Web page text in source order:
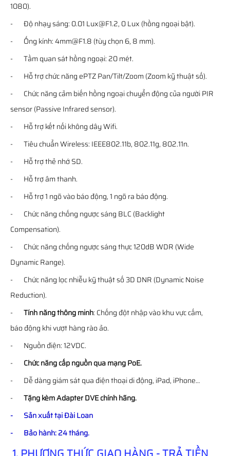
1080).
- Độ nhạy sáng: 0.01 Lux@F1.2, 0 Lux (hồng ngoại bật).
- Ống kính: 4mm@F1.8 (tùy chọn 6, 8 mm).
- Tầm quan sát hồng ngoại: 20 mét.
- Hỗ trợ chức năng ePTZ Pan/Tilt/Zoom (Zoom kỹ thuật số).
- Chức năng cảm biến hồng ngoại chuyển động của người PIR
sensor (Passive Infrared sensor).
- Hỗ trợ kết nối không dây Wifi.
- Tiêu chuẩn Wireless: IEEE802.11b, 802.11g, 802.11n.
- Hỗ trợ thẻ nhớ SD.
- Hỗ trợ âm thanh.
- Hỗ trợ 1 ngõ vào báo động, 1 ngõ ra báo động.
- Chức năng chống ngược sáng BLC (Backlight
Compensation).
- Chức năng chống ngược sáng thực 120dB WDR (Wide
Dynamic Range).
- Chức năng lọc nhiễu kỹ thuật số 3D DNR (Dynamic Noise
Reduction).
- Tính năng thông minh: Chống đột nhập vào khu vực cấm,
báo động khi vượt hàng rào ảo.
- Nguồn điện: 12VDC.
- Chức năng cấp nguồn qua mạng PoE.
- Dễ dàng giám sát qua điện thoại di động, iPad, iPhone…
- Tặng kèm Adapter DVE chính hãng.
- Sản xuất tại Đài Loan
- Bảo hành: 24 tháng.